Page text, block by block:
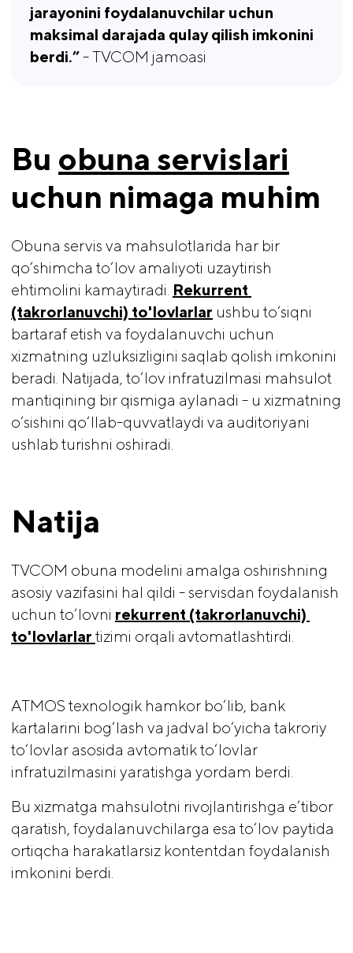
jarayonini foydalanuvchilar uchun
maksimal darajada qulay qilish imkonini
berdi.” - TVCOM jamoasi
Bu obuna servislari
uchun nimaga muhim
Obuna servis va mahsulotlarida har bir
qo‘shimcha to‘lov amaliyoti uzaytirish
ehtimolini kamaytiradi. Rekurrent
(takrorlanuvchi) to'lovlarlar ushbu to‘siqni
bartaraf etish va foydalanuvchi uchun
xizmatning uzluksizligini saqlab qolish imkonini
beradi. Natijada, to‘lov infratuzilmasi mahsulot
mantiqining bir qismiga aylanadi - u xizmatning
o‘sishini qo‘llab-quvvatlaydi va auditoriyani
ushlab turishni oshiradi.
Natija
TVCOM obuna modelini amalga oshirishning
asosiy vazifasini hal qildi - servisdan foydalanish
uchun to‘lovni rekurrent (takrorlanuvchi)
to'lovlarlar tizimi orqali avtomatlashtirdi.
ATMOS texnologik hamkor bo‘lib, bank
kartalarini bog‘lash va jadval bo‘yicha takroriy
to‘lovlar asosida avtomatik to‘lovlar
infratuzilmasini yaratishga yordam berdi.
Bu xizmatga mahsulotni rivojlantirishga e’tibor
qaratish, foydalanuvchilarga esa to‘lov paytida
ortiqcha harakatlarsiz kontentdan foydalanish
imkonini berdi.